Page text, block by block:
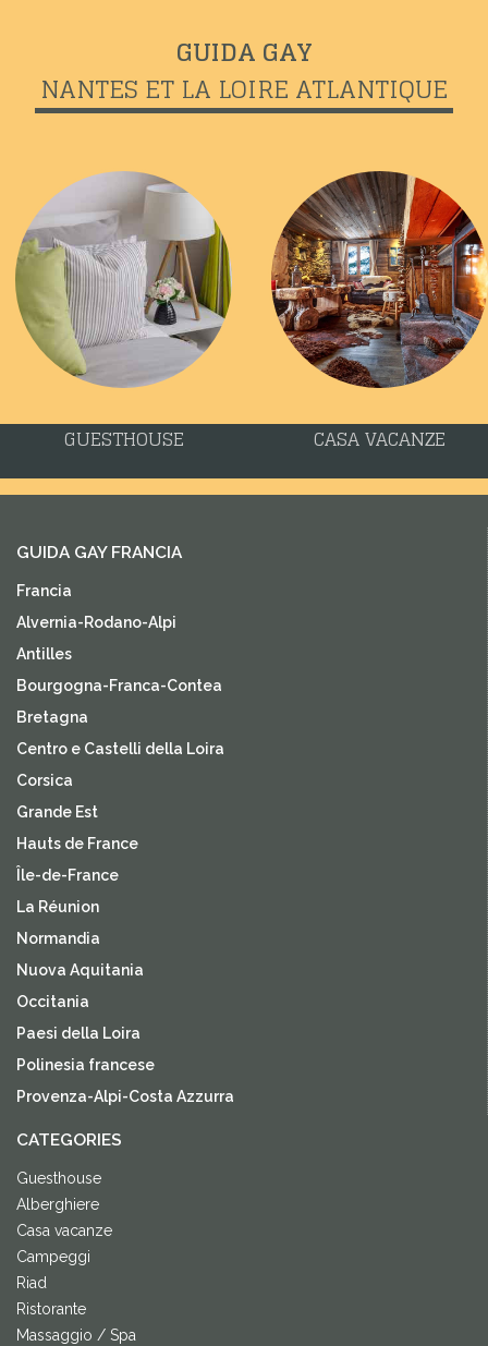
GUIDA GAY
NANTES ET LA LOIRE ATLANTIQUE
GUESTHOUSE CASA VACANZE
GUIDA GAY FRANCIA
Francia
Alvernia-Rodano-Alpi
Antilles
Bourgogna-Franca-Contea
Bretagna
Centro e Castelli della Loira
Corsica
Grande Est
Hauts de France
Île-de-France
La Réunion
Normandia
Nuova Aquitania
Occitania
Paesi della Loira
Polinesia francese
Provenza-Alpi-Costa Azzurra
CATEGORIES
Guesthouse
Alberghiere
Casa vacanze
Campeggi
Riad
Ristorante
Massaggio / Spa